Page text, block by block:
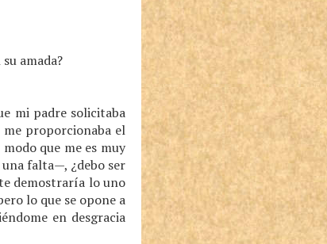
amada?
mi padre solicitaba
proporcionaba el
que me es muy
falta—, ¿debo ser
demostraría lo uno
lo que se opone a
en desgracia